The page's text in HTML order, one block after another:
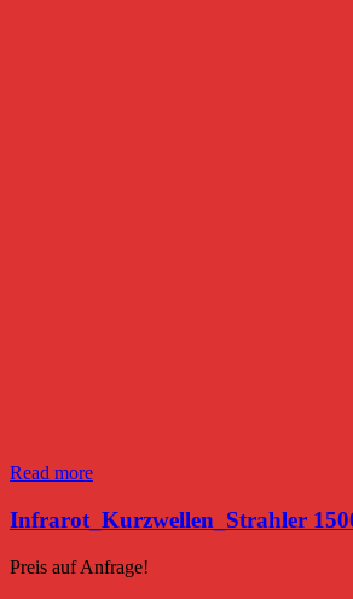
Read more
Infrarot_Kurzwellen_Strahler
Preis auf Anfrage!